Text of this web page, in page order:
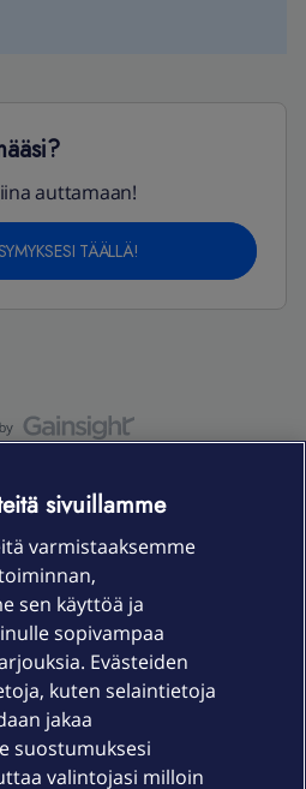
auttamaan!
TÄÄLLÄ!
sivuillamme
varmistaaksemme
sen käyttöä ja
sopivampaa
Evästeiden
kuten selaintietoja
jakaa
suostumuksesi
valintojasi milloin